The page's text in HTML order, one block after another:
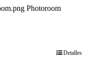
Detalles